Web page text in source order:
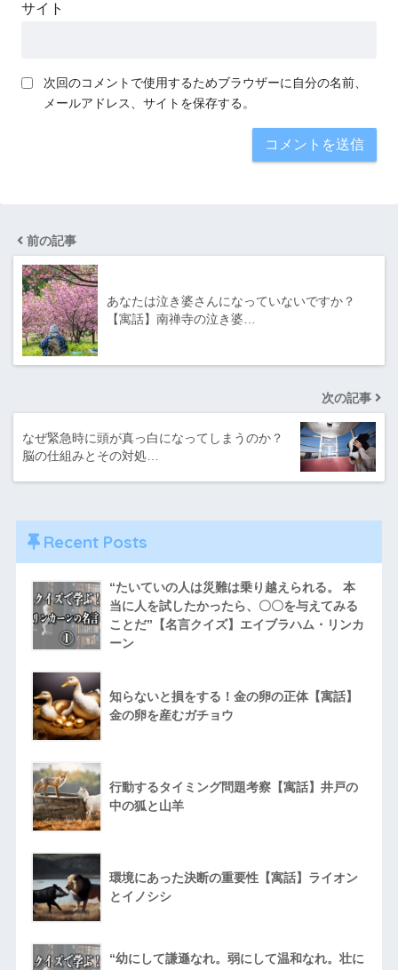
サイト
次回のコメントで使用するためブラウザーに自分の名前、
メールアドレス、サイトを保存する。
前の記事
あなたは泣き婆さんになっていないですか？
【寓話】南禅寺の泣き婆…
次の記事
なぜ緊急時に頭が真っ白になってしまうのか？
脳の仕組みとその対処…
Recent Posts
“たいていの人は災難は乗り越えられる。 本
当に人を試したかったら、〇〇を与えてみる
ことだ”【名言クイズ】エイブラハム・リンカ
ーン
知らないと損をする！金の卵の正体【寓話】
金の卵を産むガチョウ
行動するタイミング問題考察【寓話】井戸の
中の狐と山羊
環境にあった決断の重要性【寓話】ライオン
とイノシシ
“幼にして謙遜なれ。弱にして温和なれ。壮に